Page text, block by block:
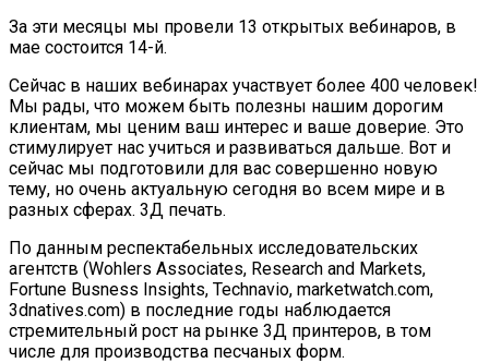
За эти месяцы мы провели 13 открытых вебинаров, в
мае состоится 14-й.
Сейчас в наших вебинарах участвует более 400 человек!
Мы рады, что можем быть полезны нашим дорогим
клиентам, мы ценим ваш интерес и ваше доверие. Это
стимулирует нас учиться и развиваться дальше. Вот и
сейчас мы подготовили для вас совершенно новую
тему, но очень актуальную сегодня во всем мире и в
разных сферах. 3Д печать.
По данным респектабельных исследовательских
агентств (Wohlers Associates, Research and Markets,
Fortune Busness Insights, Technavio, marketwatch.com,
3dnatives.com) в последние годы наблюдается
стремительный рост на рынке 3Д принтеров, в том
числе для производства песчаных форм.